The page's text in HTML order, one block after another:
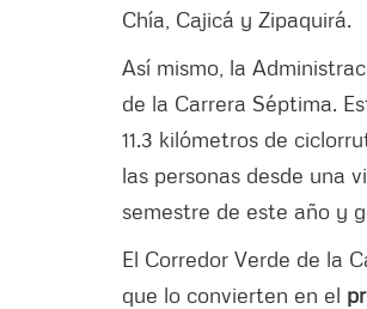
Chía, Cajicá y Zipaquirá.
Así mismo, la
de la Carrera Séptima.
11.3 kilómetros de
las personas desde una
semestre de este año y
El Corredor Verde de la
que lo convierten en el